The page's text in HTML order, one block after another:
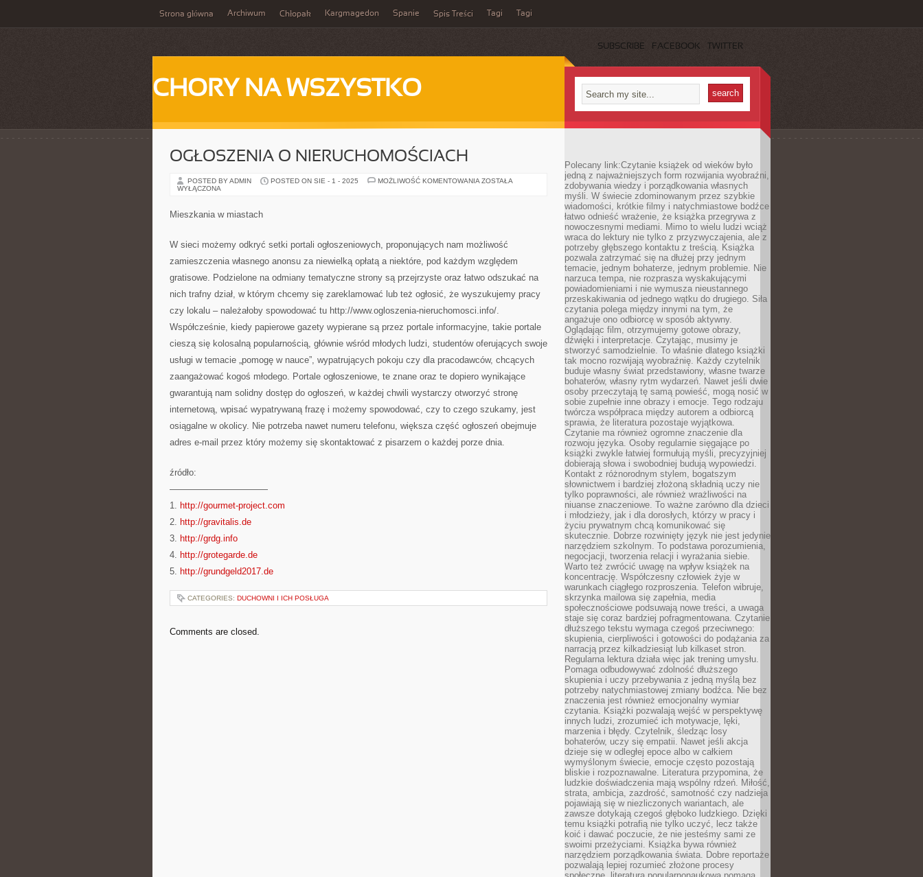
Strona główna Archiwum Chłopak Kargmagedon Spanie Spis Treści Tagi Tagi
SUBSCRIBE FACEBOOK TWITTER
CHORY NA WSZYSTKO
OGŁOSZENIA O NIERUCHOMOŚCIACH
POSTED BY ADMIN POSTED ON SIE - 1 - 2025 MOŻLIWOŚĆ KOMENTOWANIA OGŁOSZENIA
ZOSTAŁA
WYŁĄCZONA
Mieszkania w miastach
W sieci możemy odkryć setki portali ogłoszeniowych, proponujących nam możliwość
zamieszczenia własnego anonsu za niewielką opłatą a niektóre, pod każdym względem
gratisowe. Podzielone na odmiany tematyczne strony są przejrzyste oraz łatwo odszukać na
nich trafny dział, w którym chcemy się zareklamować lub też ogłosić, że wyszukujemy pracy
czy lokalu – należałoby spowodować tu http://www.ogloszenia-nieruchomosci.info/.
Współcześnie, kiedy papierowe gazety wypierane są przez portale informacyjne, takie portale
cieszą się kolosalną popularnością, głównie wśród młodych ludzi, studentów oferujących swoje
usługi w temacie „pomogę w nauce”, wypatrujących pokoju czy dla pracodawców, chcących
zaangażować kogoś młodego. Portale ogłoszeniowe, te znane oraz te dopiero wynikające
gwarantują nam solidny dostęp do ogłoszeń, w każdej chwili wystarczy otworzyć stronę
internetową, wpisać wypatrywaną frazę i możemy spowodować, czy to czego szukamy, jest
osiągalne w okolicy. Nie potrzeba nawet numeru telefonu, większa część ogłoszeń obejmuje
adres e-mail przez który możemy się skontaktować z pisarzem o każdej porze dnia.
źródło:
———————————
1. http://gourmet-project.com
2. http://gravitalis.de
3. http://grdg.info
4. http://grotegarde.de
5. http://grundgeld2017.de
CATEGORIES: DUCHOWNI I ICH POSŁUGA
Comments are closed.
Polecany link:Czytanie książek od wieków było
jedną z najważniejszych form rozwijania wyobraźni,
zdobywania wiedzy i porządkowania własnych
myśli. W świecie zdominowanym przez szybkie
wiadomości, krótkie filmy i natychmiastowe bodźce
łatwo odnieść wrażenie, że książka przegrywa z
nowoczesnymi mediami. Mimo to wielu ludzi wciąż
wraca do lektury nie tylko z przyzwyczajenia, ale z
potrzeby głębszego kontaktu z treścią. Książka
pozwala zatrzymać się na dłużej przy jednym
temacie, jednym bohaterze, jednym problemie. Nie
narzuca tempa, nie rozprasza wyskakującymi
powiadomieniami i nie wymusza nieustannego
przeskakiwania od jednego wątku do drugiego. Siła
czytania polega między innymi na tym, że
angażuje ono odbiorcę w sposób aktywny.
Oglądając film, otrzymujemy gotowe obrazy,
dźwięki i interpretacje. Czytając, musimy je
stworzyć samodzielnie. To właśnie dlatego książki
tak mocno rozwijają wyobraźnię. Każdy czytelnik
buduje własny świat przedstawiony, własne twarze
bohaterów, własny rytm wydarzeń. Nawet jeśli dwie
osoby przeczytają tę samą powieść, mogą nosić w
sobie zupełnie inne obrazy i emocje. Tego rodzaju
twórcza współpraca między autorem a odbiorcą
sprawia, że literatura pozostaje wyjątkowa.
Czytanie ma również ogromne znaczenie dla
rozwoju języka. Osoby regularnie sięgające po
książki zwykle łatwiej formułują myśli, precyzyjniej
dobierają słowa i swobodniej budują wypowiedzi.
Kontakt z różnorodnym stylem, bogatszym
słownictwem i bardziej złożoną składnią uczy nie
tylko poprawności, ale również wrażliwości na
niuanse znaczeniowe. To ważne zarówno dla dzieci
i młodzieży, jak i dla dorosłych, którzy w pracy i
życiu prywatnym chcą komunikować się
skutecznie. Dobrze rozwinięty język nie jest jedynie
narzędziem szkolnym. To podstawa porozumienia,
negocjacji, tworzenia relacji i wyrażania siebie.
Warto też zwrócić uwagę na wpływ książek na
koncentrację. Współczesny człowiek żyje w
warunkach ciągłego rozproszenia. Telefon wibruje,
skrzynka mailowa się zapełnia, media
społecznościowe podsuwają nowe treści, a uwaga
staje się coraz bardziej pofragmentowana. Czytanie
dłuższego tekstu wymaga czegoś przeciwnego:
skupienia, cierpliwości i gotowości do podążania za
narracją przez kilkadziesiąt lub kilkaset stron.
Regularna lektura działa więc jak trening umysłu.
Pomaga odbudowywać zdolność dłuższego
skupienia i uczy przebywania z jedną myślą bez
potrzeby natychmiastowej zmiany bodźca. Nie bez
znaczenia jest również emocjonalny wymiar
czytania. Książki pozwalają wejść w perspektywę
innych ludzi, zrozumieć ich motywacje, lęki,
marzenia i błędy. Czytelnik, śledząc losy
bohaterów, uczy się empatii. Nawet jeśli akcja
dzieje się w odległej epoce albo w całkiem
wymyślonym świecie, emocje często pozostają
bliskie i rozpoznawalne. Literatura przypomina, że
ludzkie doświadczenia mają wspólny rdzeń. Miłość,
strata, ambicja, zazdrość, samotność czy nadzieja
pojawiają się w niezliczonych wariantach, ale
zawsze dotykają czegoś głęboko ludzkiego. Dzięki
temu książki potrafią nie tylko uczyć, lecz także
koić i dawać poczucie, że nie jesteśmy sami ze
swoimi przeżyciami. Książka bywa również
narzędziem porządkowania świata. Dobre reportaże
pozwalają lepiej rozumieć złożone procesy